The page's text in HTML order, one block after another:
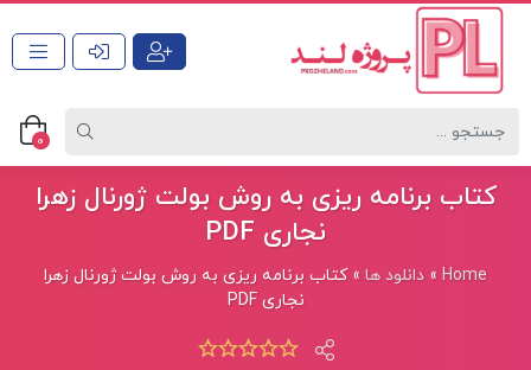
0
کتاب برنامه ریزی به روش بولت ژورنال زهرا
نجاری PDF
Home
» دانلود ها »کتاب برنامه ریزی به روش بولت ژورنال زهرا
نجاری PDF